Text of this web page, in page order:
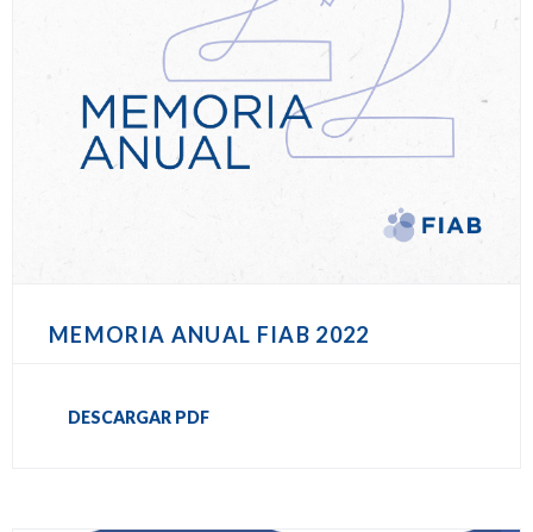
MEMORIA ANUAL FIAB 2022
DESCARGAR PDF